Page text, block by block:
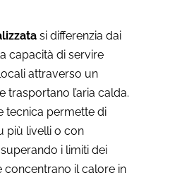
si differenzia dai
capacità di servire
attraverso un
trasportano l’aria calda.
tecnica permette di
più livelli o con
i limiti dei
concentrano il calore in